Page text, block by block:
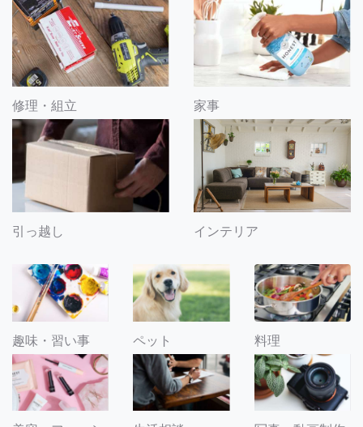
修理・組立 家事
引っ越し インテリア
趣味・習い事 ペット 料理